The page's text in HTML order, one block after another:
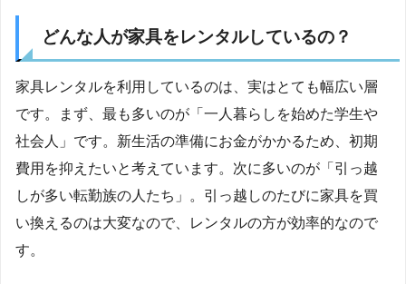
どんな人が家具をレンタルしているの？
家具レンタルを利用しているのは、実はとても幅広い層
です。まず、最も多いのが「一人暮らしを始めた学生や
社会人」です。新生活の準備にお金がかかるため、初期
費用を抑えたいと考えています。次に多いのが「引っ越
しが多い転勤族の人たち」。引っ越しのたびに家具を買
い換えるのは大変なので、レンタルの方が効率的なので
す。